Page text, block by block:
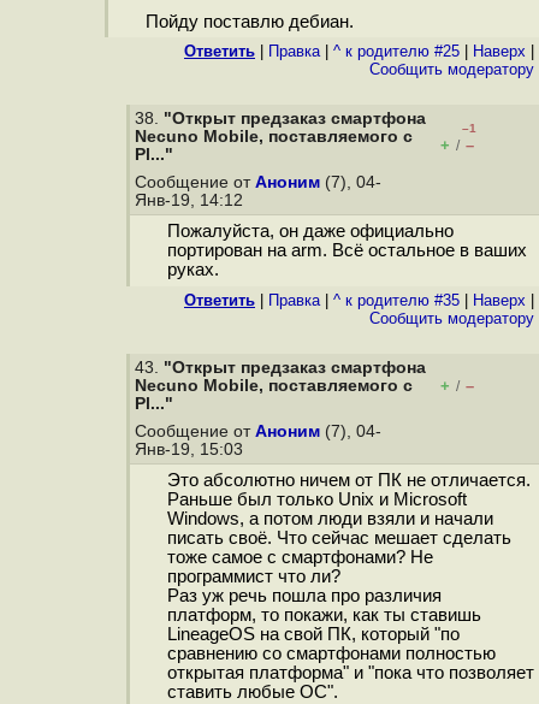
Пойду поставлю дебиан.
Ответить Правка| ^ к родителю #25 Наверх
Cообщить модератору
38. "Открыт предзаказ смартфона
Necuno Mobile, поставляемого с
Pl..."
–1
+ / –
Сообщение от Аноним (7), 04-
Янв-19, 14:12
Пожалуйста, он даже официально
портирован на arm. Всё остальное в ваших
руках.
Ответить Правка| ^ к родителю #35 Наверх
Cообщить модератору
43. "Открыт предзаказ смартфона
Necuno Mobile, поставляемого с
Pl..."
+ / –
Сообщение от Аноним (7), 04-
Янв-19, 15:03
Это абсолютно ничем от ПК не отличается.
Раньше был только Unix и Microsoft
Windows, а потом люди взяли и начали
писать своё. Что сейчас мешает сделать
тоже самое с смартфонами? Не
программист что ли?
Раз уж речь пошла про различия
платформ, то покажи, как ты ставишь
LineageOS на свой ПК, который "по
сравнению со смартфонами полностью
открытая платформа" и "пока что позволяет
ставить любые ОС".